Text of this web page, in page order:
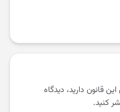
قانون دارید، دیدگاه
کنید.